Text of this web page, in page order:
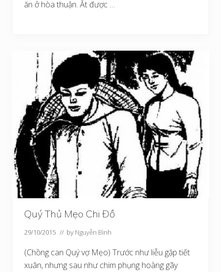
ăn ở hòa thuận. Ắt được …
Quý Thủ Mẹo Chi Đồ
29/10/2015 // by Nguyễn Bình
(Chồng can Quý vợ Mẹo) Trước như liễu gặp tiết
xuân, nhưng sau như chim phụng hoàng gãy